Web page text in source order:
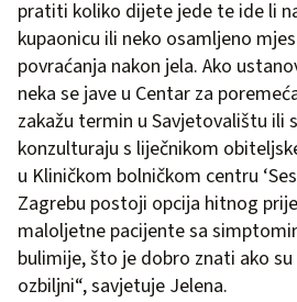
pratiti koliko dijete jede te ide li
kupaonicu ili neko osamljeno
povraćanja nakon jela. Ako
neka se jave u Centar za
zakažu termin u Savjetovalištu ili
konzulturaju s liječnikom
u Kliničkom bolničkom centru
Zagrebu postoji opcija hitnog
maloljetne pacijente sa
bulimije, što je dobro znati ako
ozbiljni“, savjetuje Jelena.